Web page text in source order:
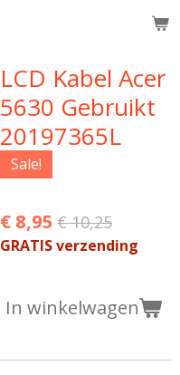
LCD Kabel Acer
5630 Gebruikt
20197365L
Sale!
€ 8,95 € 10,25
GRATIS verzending
In winkelwagen